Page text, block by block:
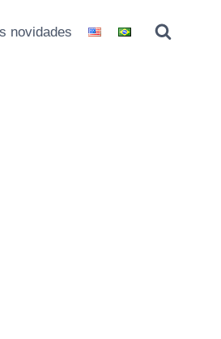
novidades